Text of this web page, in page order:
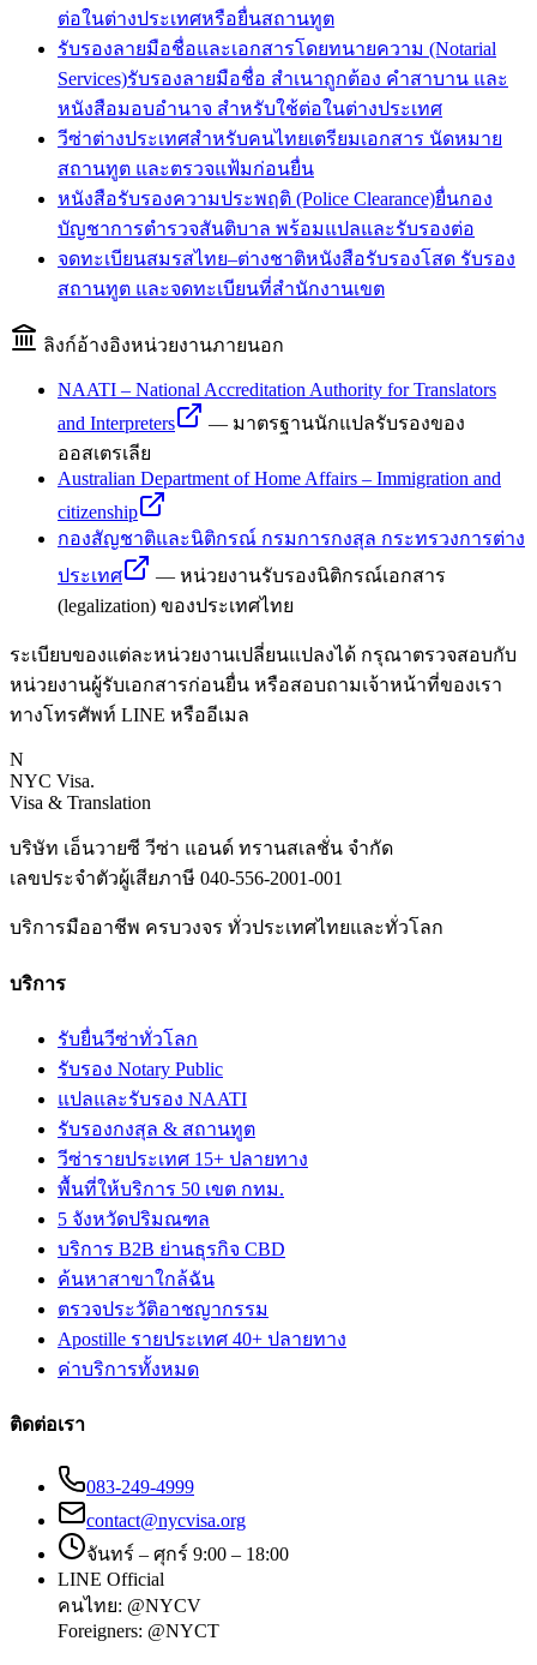
ต่อในต่างประเทศหรือยื่นสถานทูต
รับรองลายมือชื่อและเอกสารโดยทนายความ (Notarial
Services)รับรองลายมือชื่อ สำเนาถูกต้อง คำสาบาน และ
หนังสือมอบอำนาจ สำหรับใช้ต่อในต่างประเทศ
วีซ่าต่างประเทศสำหรับคนไทยเตรียมเอกสาร นัดหมาย
สถานทูต และตรวจแฟ้มก่อนยื่น
หนังสือรับรองความประพฤติ (Police Clearance)ยื่นกอง
บัญชาการตำรวจสันติบาล พร้อมแปลและรับรองต่อ
จดทะเบียนสมรสไทย–ต่างชาติหนังสือรับรองโสด รับรอง
สถานทูต และจดทะเบียนที่สำนักงานเขต
ลิงก์อ้างอิงหน่วยงานภายนอก
NAATI – National Accreditation Authority for Translators
and Interpreters
— มาตรฐานนักแปลรับรองของ
ออสเตรเลีย
Australian Department of Home Affairs – Immigration and
citizenship
กองสัญชาติและนิติกรณ์ กรมการกงสุล กระทรวงการต่าง
ประเทศ
— หน่วยงานรับรองนิติกรณ์เอกสาร
(legalization) ของประเทศไทย
ระเบียบของแต่ละหน่วยงานเปลี่ยนแปลงได้ กรุณาตรวจสอบกับ
หน่วยงานผู้รับเอกสารก่อนยื่น หรือสอบถามเจ้าหน้าที่ของเรา
ทางโทรศัพท์ LINE หรืออีเมล
N
NYC Visa.
Visa & Translation
บริษัท เอ็นวายซี วีซ่า แอนด์ ทรานสเลชั่น จำกัด
เลขประจำตัวผู้เสียภาษี 040-556-2001-001
บริการมืออาชีพ ครบวงจร ทั่วประเทศไทยและทั่วโลก
บริการ
รับยื่นวีซ่าทั่วโลก
รับรอง Notary Public
แปลและรับรอง NAATI
รับรองกงสุล & สถานทูต
วีซ่ารายประเทศ 15+ ปลายทาง
พื้นที่ให้บริการ 50 เขต กทม.
5 จังหวัดปริมณฑล
บริการ B2B ย่านธุรกิจ CBD
ค้นหาสาขาใกล้ฉัน
ตรวจประวัติอาชญากรรม
Apostille รายประเทศ 40+ ปลายทาง
ค่าบริการทั้งหมด
ติดต่อเรา
083-249-4999
contact@nycvisa.org
จันทร์ – ศุกร์ 9:00 – 18:00
LINE Official
คนไทย: @NYCV
Foreigners: @NYCT